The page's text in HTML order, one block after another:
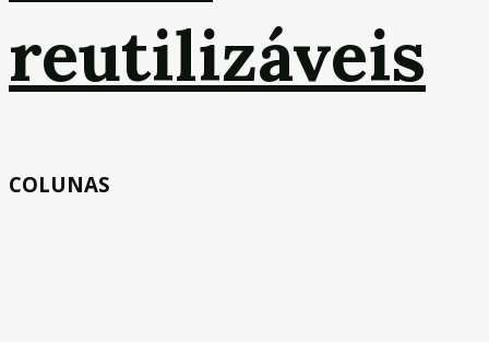
reutilizáveis
COLUNAS